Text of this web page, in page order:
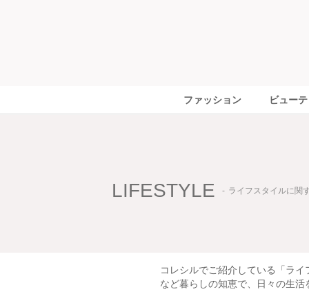
ファッション ビュー
LIFESTYLE ライフスタイルに関
コレシルでご紹介している「ラ
など暮らしの知恵で、日々の生